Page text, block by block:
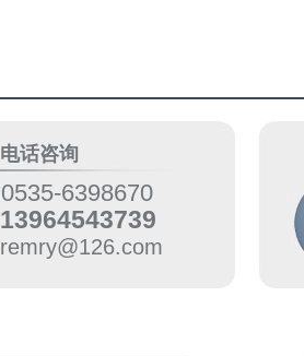
电话咨询
0535-6398670
13964543739
remry@126.com